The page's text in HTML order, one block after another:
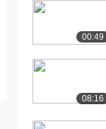
[14] 第三讲 热
[15] 第四讲 热
[16] 第四讲 热力
00:49
08:16